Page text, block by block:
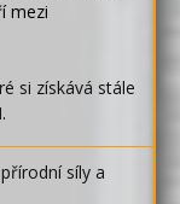
mezi
si získává stále
.
síly a